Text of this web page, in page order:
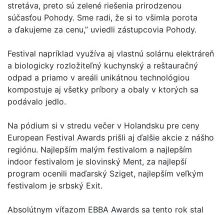
stretáva, preto sú zelené riešenia prirodzenou
súčasťou Pohody. Sme radi, že si to všimla porota
a ďakujeme za cenu,” uviedli zástupcovia Pohody.
Festival napríklad využíva aj vlastnú solárnu elektráreň
a biologicky rozložiteľný kuchynský a reštauračný
odpad a priamo v areáli unikátnou technológiou
kompostuje aj všetky príbory a obaly v ktorých sa
podávalo jedlo.
Na pódium si v stredu večer v Holandsku pre ceny
European Festival Awards prišli aj ďalšie akcie z nášho
regiónu. Najlepším malým festivalom a najlepším
indoor festivalom je slovinský Ment, za najlepší
program ocenili maďarský Sziget, najlepším veľkým
festivalom je srbský Exit.
Absolútnym víťazom EBBA Awards sa tento rok stal